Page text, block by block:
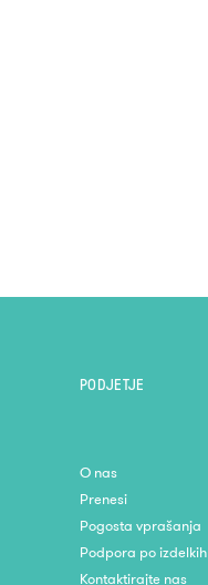
PODJETJE
O nas
Prenesi
Pogosta vprašanja
Podpora po izdelkih
Kontaktirajte nas